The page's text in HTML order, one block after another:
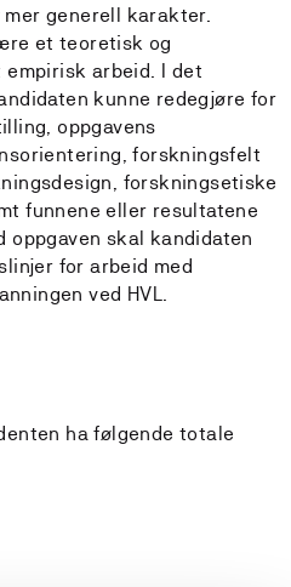
generell karakter.
et teoretisk og
arbeid. I det
kunne redegjøre for
oppgavens
forskningsfelt
forskningsetiske
funnene eller resultatene
oppgaven skal kandidaten
for arbeid med
ved HVL.
ha følgende totale